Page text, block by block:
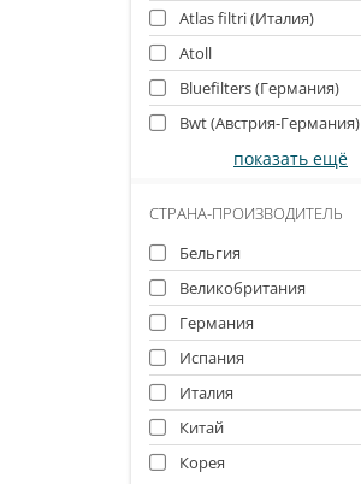
Atlas filtri (Италия)
Atoll
Bluefilters (Германия)
Bwt (Австрия-Германия)
показать ещё
СТРАНА-ПРОИЗВОДИТЕЛЬ
Бельгия
Великобритания
Германия
Испания
Италия
Китай
Корея